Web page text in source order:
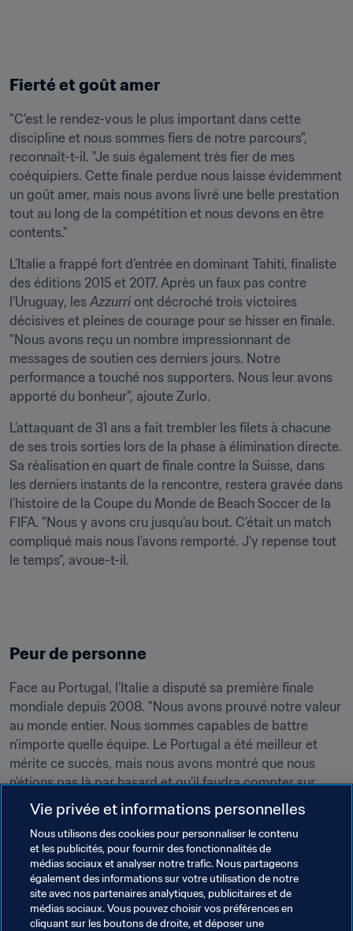
Fierté et goût amer
"C’est le rendez-vous le plus important dans cette
discipline et nous sommes fiers de notre parcours",
reconnaît-t-il. "Je suis également très fier de mes
coéquipiers. Cette finale perdue nous laisse évidemment
un goût amer, mais nous avons livré une belle prestation
tout au long de la compétition et nous devons en être
contents."
L’Italie a frappé fort d’entrée en dominant Tahiti, finaliste
des éditions 2015 et 2017. Après un faux pas contre
l’Uruguay, les Azzurri ont décroché trois victoires
décisives et pleines de courage pour se hisser en finale.
"Nous avons reçu un nombre impressionnant de
messages de soutien ces derniers jours. Notre
performance a touché nos supporters. Nous leur avons
apporté du bonheur", ajoute Zurlo.
L’attaquant de 31 ans a fait trembler les filets à chacune
de ses trois sorties lors de la phase à élimination directe.
Sa réalisation en quart de finale contre la Suisse, dans
les derniers instants de la rencontre, restera gravée dans
l’histoire de la Coupe du Monde de Beach Soccer de la
FIFA. "Nous y avons cru jusqu’au bout. C’était un match
compliqué mais nous l’avons remporté. J’y repense tout
le temps", avoue-t-il.
Peur de personne
Face au Portugal, l’Italie a disputé sa première finale
mondiale depuis 2008. "Nous avons prouvé notre valeur
au monde entier. Nous sommes capables de battre
n’importe quelle équipe. Le Portugal a été meilleur et
mérite ce succès, mais nous avons montré que nous
n’étions pas là par hasard et qu’il faudra compter sur
nous à l’avenir. Nous n’avons peur de personne", lance
"Avant le match, je discutais avec Gabriele Gori. Nous
étions prêts à échanger nos titres de meilleurs buteurs
contre le trophée du tournoi. Malheureusement, cet
échange n’a pas eu lieu", conclut Zurlo, qui verra peut-
être son vœu s’exhausser dans deux ans, en Russie.
Vie privée et informations personnelles
Nous utilisons des cookies pour personnaliser le contenu
et les publicités, pour fournir des fonctionnalités de
médias sociaux et analyser notre trafic. Nous partageons
également des informations sur votre utilisation de notre
site avec nos partenaires analytiques, publicitaires et de
médias sociaux. Vous pouvez choisir vos préférences en
cliquant sur les boutons de droite, et déposer une